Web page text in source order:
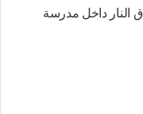
النار داخل مدرسة